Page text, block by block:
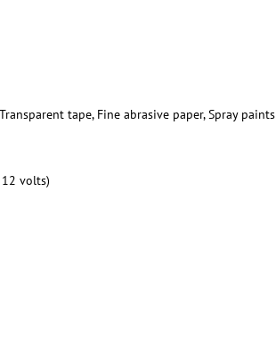
tape, Fine abrasive paper, Spray paints
volts)